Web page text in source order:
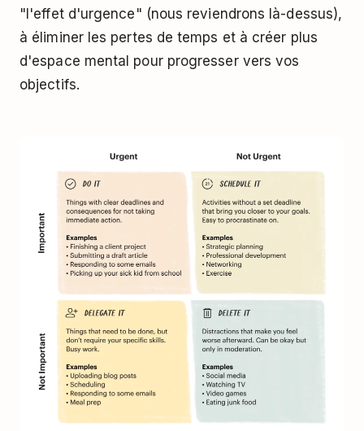
"l'effet d'urgence" (nous reviendrons là-dessus),
à éliminer les pertes de temps et à créer plus
d'espace mental pour progresser vers vos
objectifs.